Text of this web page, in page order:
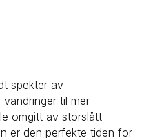
spekter av
til mer
omgitt av storslått
er den perfekte tiden for